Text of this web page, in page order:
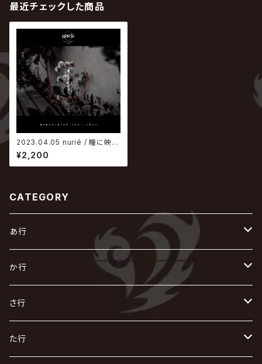
最近チェックした商品
2023.04.05 nurié / 瞳に映ら
ない形と性質、それを「」と呼ん
で
¥2,200
CATEGORY
あ行
あ
R指定
AIOLIN
い
IKUO
う
か行
か
怪人二十面奏
き
さ行
さ
た行